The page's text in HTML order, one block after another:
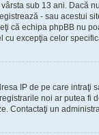
sub 13 ani. Dacă
- sau acestui
că echipa phpBB nu
cu excepţia celor
IP de pe care intraţi
noi ar putea fi
Contactaţi un